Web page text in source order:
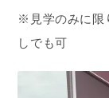
※見学のみに限
しでも可